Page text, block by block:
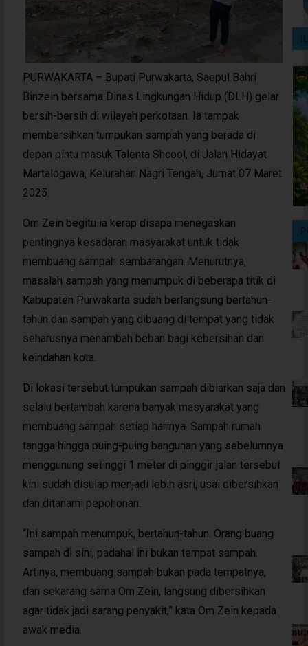
PURWAKARTA – Bupati Purwakarta, Saepul Bahri
Binzein bersama Dinas Lingkungan Hidup (DLH) gelar
bersih-bersih di wilayah perkotaan. Ia tampak
membersihkan tumpukan sampah yang berada di
depan pintu masuk Talenta Shcool, di Jalan Hidayat
Martalogawa, Kelurahan Nagri Tengah, Jumat 07 Maret
2025.
Om Zein begitu ia kerap disapa menegaskan
pentingnya kesadaran masyarakat untuk tidak
membuang sampah sembarangan. Menurutnya,
masalah sampah yang menumpuk di beberapa titik di
Kabupaten Purwakarta sudah berlangsung bertahun-
tahun dan sampah yang dibuang di tempat yang tidak
seharusnya menambah beban bagi kebersihan dan
keindahan kota.
Di lokasi tersebut tumpukan sampah dibiarkan saja dan
selalu bertambah karena banyak masyarakat yang
membuang sampah setiap harinya. Sampah rumah
tangga hingga puing-puing bangunan yang sebelumnya
menggunung setinggi 1 meter di pinggir jalan tersebut
kini sudah disulap menjadi lebih asri, usai dibersihkan
dan ditanami pepohonan.
“Ini sampah menumpuk, bertahun-tahun. Orang buang
sampah di sini, padahal ini bukan tempat sampah.
Artinya, membuang sampah bukan pada tempatnya,
dan sekarang sama Om Zein, langsung dibersihkan
agar tidak jadi sarang penyakit,” kata Om Zein kepada
awak media.